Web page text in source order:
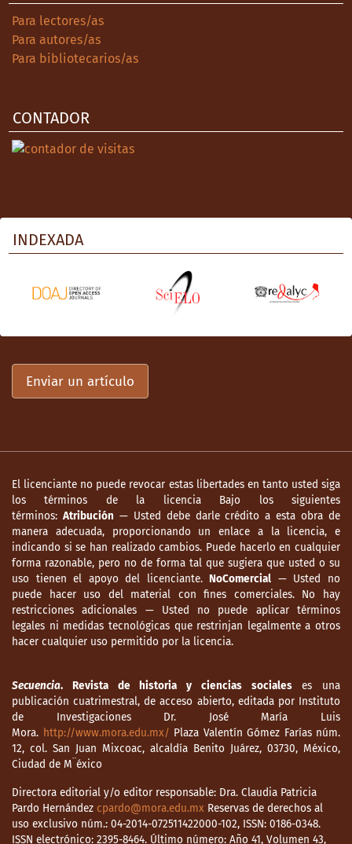
Para lectores/as
Para autores/as
Para bibliotecarios/as
CONTADOR
INDEXADA
Enviar un artículo
El licenciante no puede revocar estas libertades en tanto usted siga
los términos de la licencia Bajo los siguientes
términos: Atribución — Usted debe darle crédito a esta obra de
manera adecuada, proporcionando un enlace a la licencia, e
indicando si se han realizado cambios. Puede hacerlo en cualquier
forma razonable, pero no de forma tal que sugiera que usted o su
uso tienen el apoyo del licenciante.NoComercial — Usted no
puede hacer uso del material con fines comerciales. No hay
restricciones adicionales — Usted no puede aplicar términos
legales ni medidas tecnológicas que restrinjan legalmente a otros
hacer cualquier uso permitido por la licencia.
Secuencia. Revista de historia y ciencias socialeses una
publicación cuatrimestral, de acceso abierto, editada por Instituto
de Investigaciones Dr. José María Luis
Mora. http://www.mora.edu.mx/ Plaza Valentín Gómez Farías núm.
12, col. San Juan Mixcoac, alcaldía Benito Juárez, 03730, México,
Ciudad de M¨éxico
Directora editorial y/o editor responsable: Dra. Claudia Patricia
Pardo Hernández cpardo@mora.edu.mx Reservas de derechos al
uso exclusivo núm.: 04-2014-072511422000-102, ISSN: 0186-0348.
ISSN electrónico: 2395-8464. Último número: Año 41, Volumen 43,